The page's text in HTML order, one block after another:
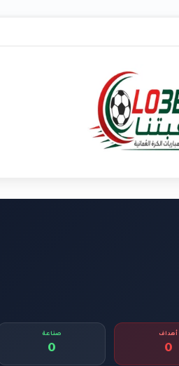
أهداف
0
صناعة
0